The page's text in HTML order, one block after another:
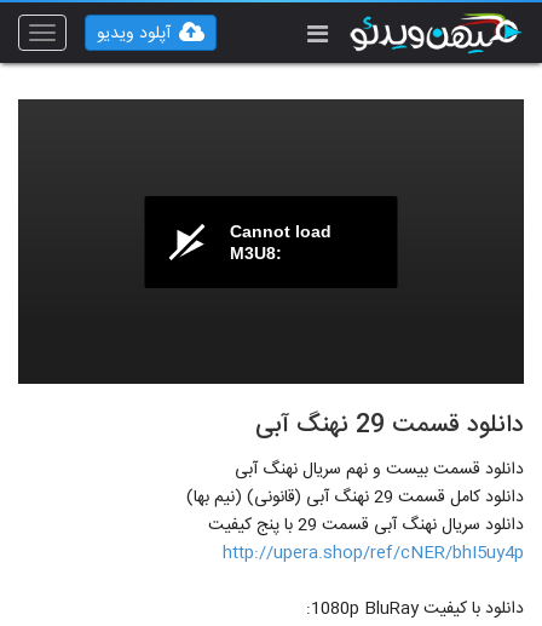
Toggle
آپلود ویدیو
Cannot load
M3U8:
دانلود قسمت 29 نهنگ آبی
دانلود قسمت بیست و نهم سریال نهنگ آبی
دانلود کامل قسمت 29 نهنگ آبی (قانونی) (نیم بها)
دانلود سریال نهنگ آبی قسمت 29 با پنج کیفیت
http://upera.shop/ref/cNER/bhI5uy4p
دانلود با کیفیت 1080p BluRay: